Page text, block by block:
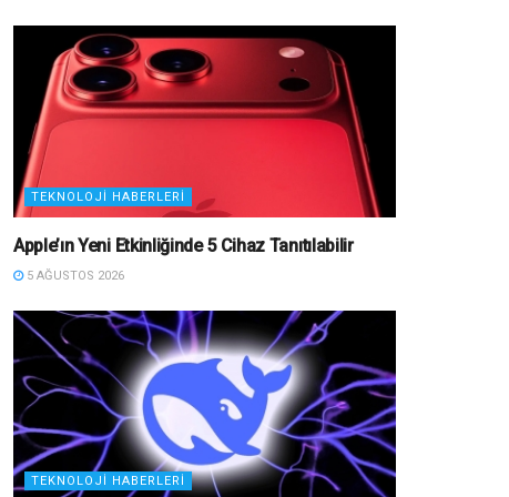
TEKNOLOJI HABERLERI
Apple’ın Yeni Etkinliğinde 5 Cihaz Tanıtılabilir
5 AĞUSTOS 2026
TEKNOLOJI HABERLERI